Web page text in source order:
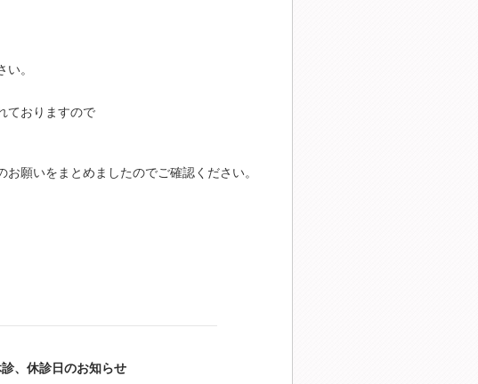
。
ておりますので
願いをまとめましたのでご確認ください。
、休診日のお知らせ